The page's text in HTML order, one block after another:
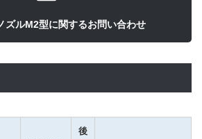
ズルM2型に関するお問い合わせ
後